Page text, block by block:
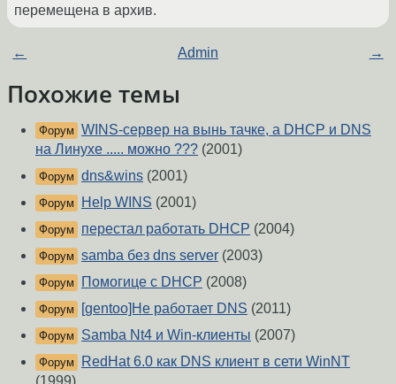
перемещена в архив.
← Admin →
Похожие темы
Форум WINS-сервер на вынь тачке, а DHCP и DNS
на Линухе ..... можно ??? (2001)
Форум dns&wins (2001)
Форум Help WINS (2001)
Форум перестал работать DHCP (2004)
Форум samba без dns server (2003)
Форум Помогице с DHCP (2008)
Форум [gentoo]Не работает DNS (2011)
Форум Samba Nt4 и Win-клиенты (2007)
Форум
RedHat 6.0 как DNS клиент в сети WinNT
(1999)